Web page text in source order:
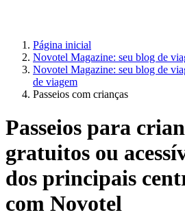
Página inicial
Novotel Magazine: seu blog de
Novotel Magazine: seu blog de
de viagem
Passeios com crianças
Passeios para
gratuitos ou
dos principais
com Novotel